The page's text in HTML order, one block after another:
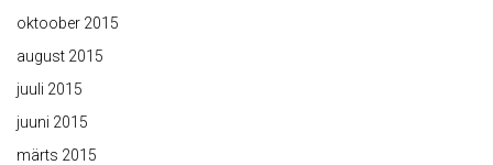
oktoober 2015
august 2015
juuli 2015
juuni 2015
märts 2015